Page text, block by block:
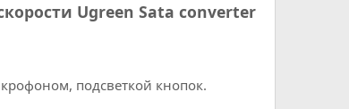
Ugreen Sata converter